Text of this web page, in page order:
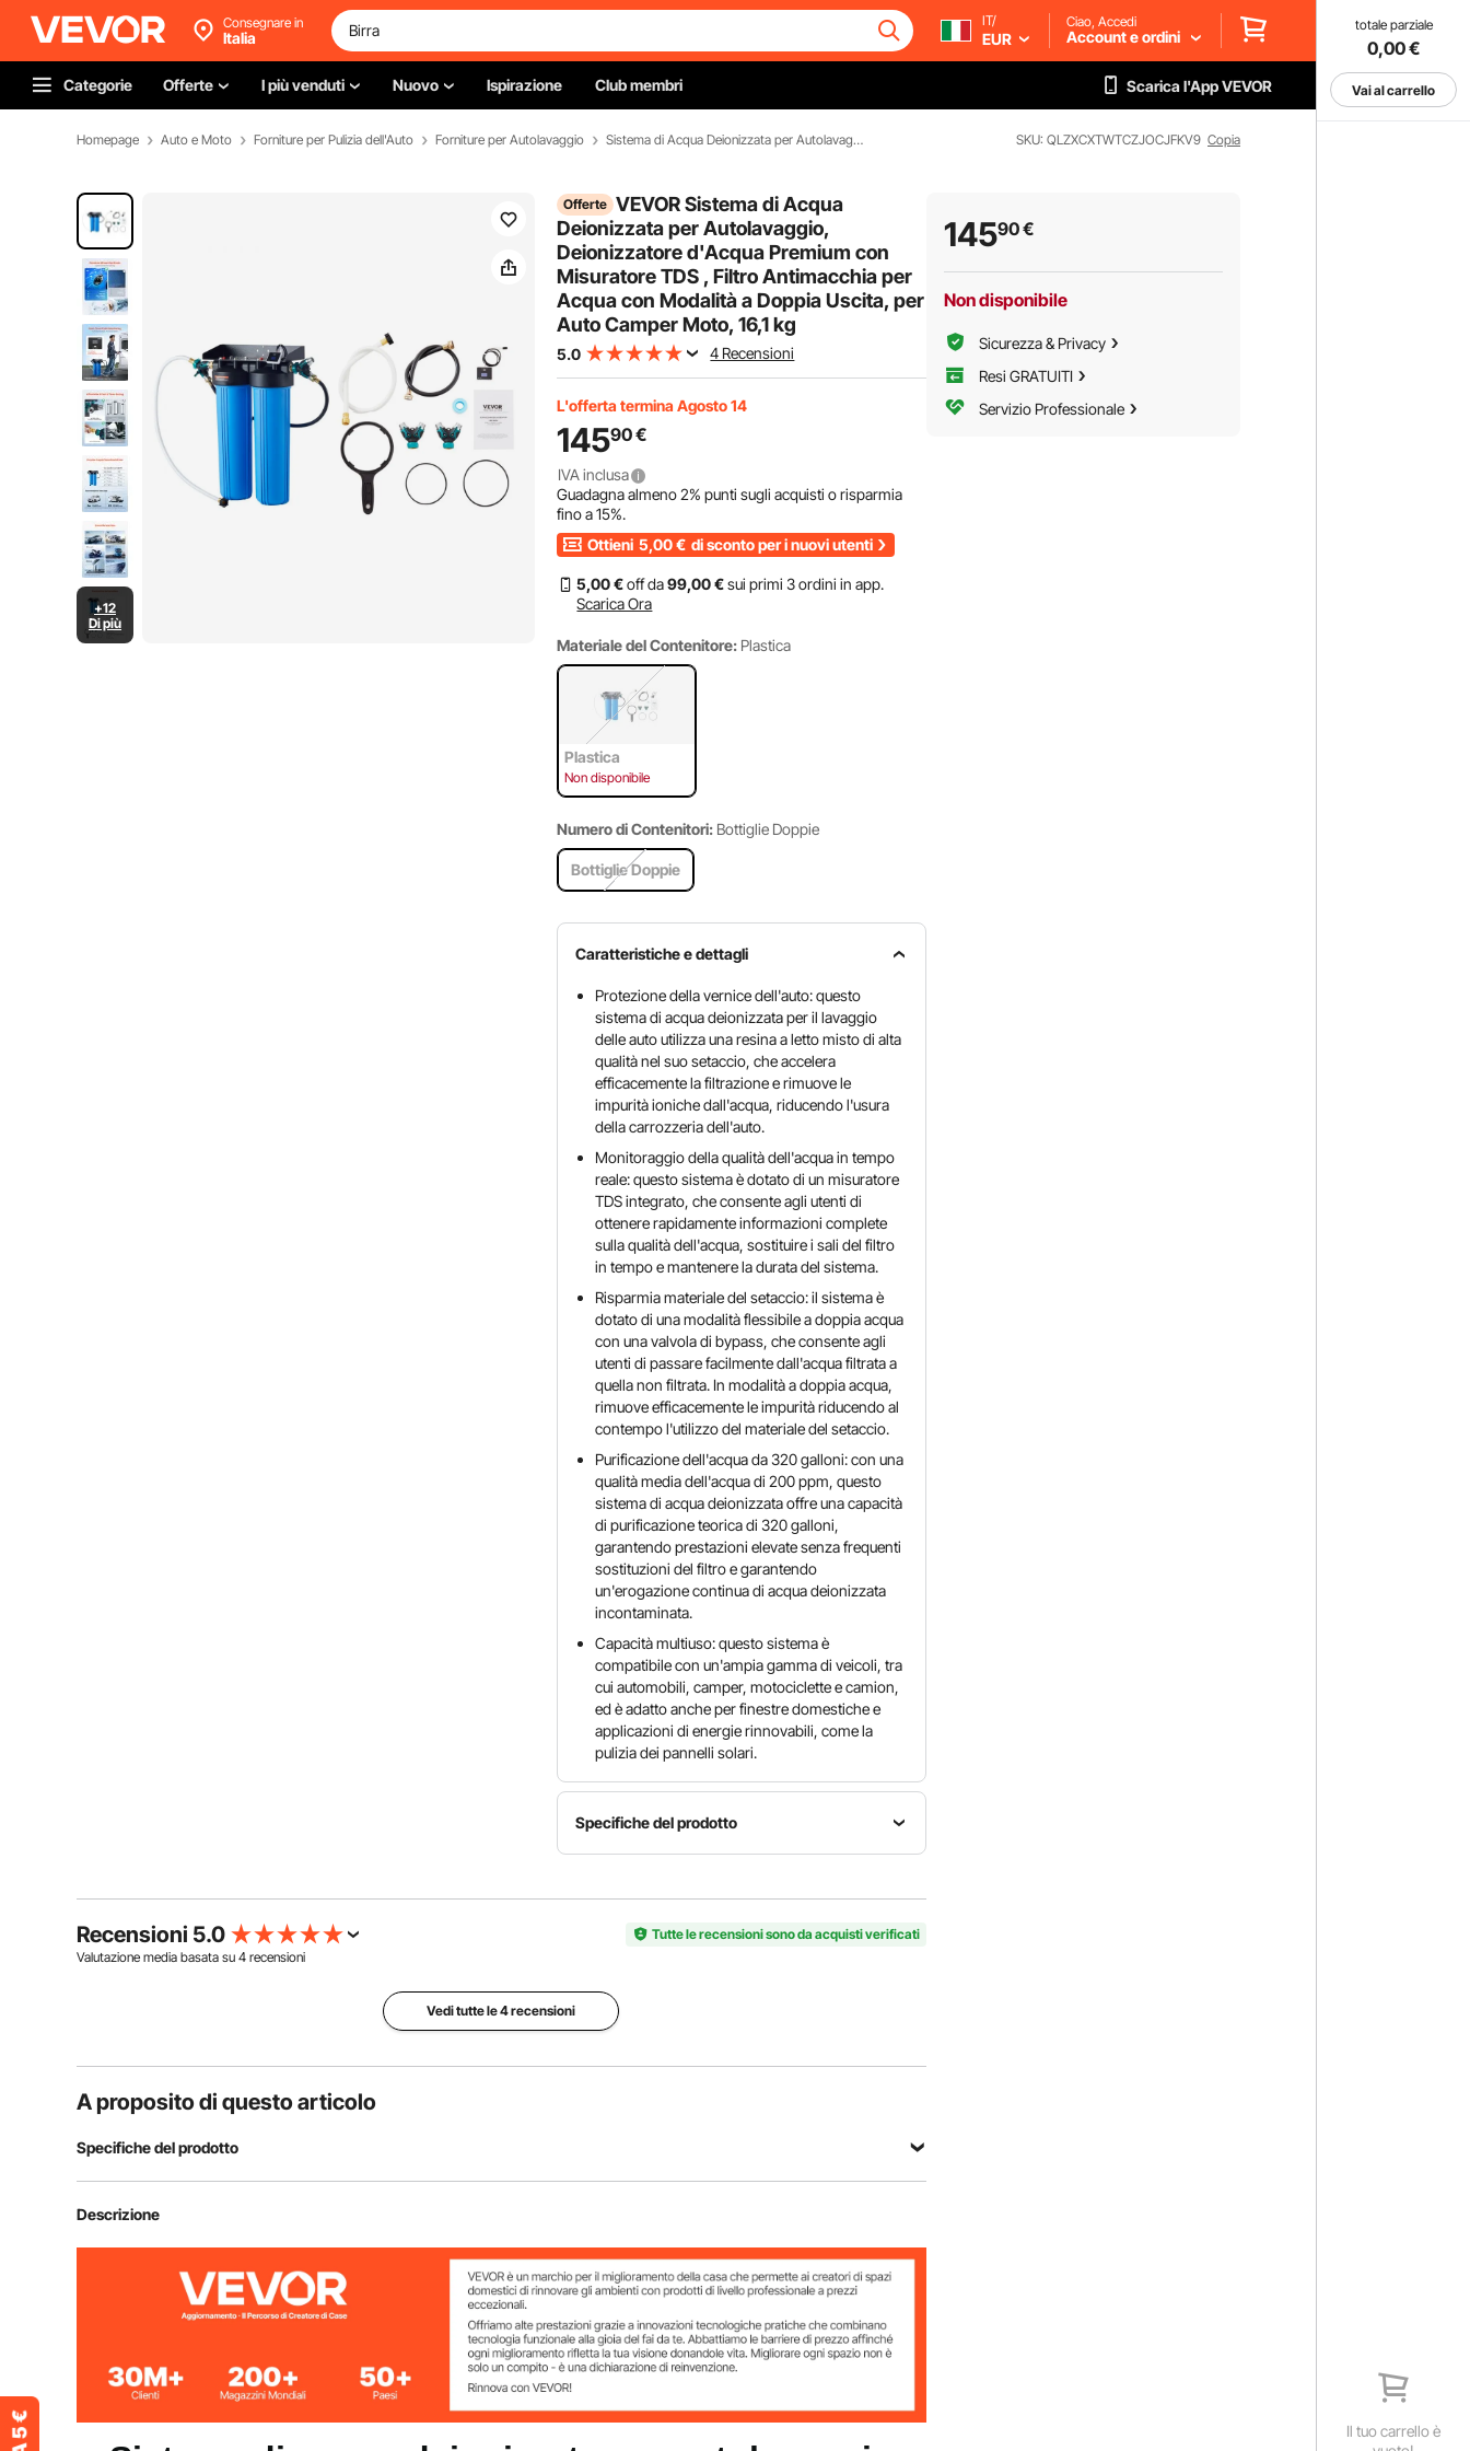
totale parziale
0,00€
Vai al carrello
Il tuo carrello è
Consegnare in
Italia
IT/
EUR
Ciao, Accedi
Account e ordini
Categorie Offerte I più venduti Nuovo Ispirazione Club membri Scarica l'App VEVOR
Homepage Auto e Moto Forniture per Pulizia dell'Auto Forniture per Autolavaggio Sistema di Acqua Deionizzata per Autolavaggio SKU: QLZXCXTWTCZJOCJFKV9 Copia
+12
Di più
Offerte VEVOR Sistema di Acqua
Deionizzata per Autolavaggio,
Deionizzatore d'Acqua Premium con
Misuratore TDS , Filtro Antimacchia per
Acqua con Modalità a Doppia Uscita, per
Auto Camper Moto, 16,1 kg
5.0 4 Recensioni
L'offerta termina Agosto 14
14590€
IVA inclusa
Guadagna almeno2% punti sugli acquisti o risparmia
fino a15%.
Ottieni 5,00 € di sconto per i nuovi utenti
5,00 €off da99,00 €sui primi 3 ordini in app.
Scarica Ora
Materiale del Contenitore: Plastica
Plastica
Non disponibile
Numero di Contenitori: Bottiglie Doppie
Bottiglie Doppie
Caratteristiche e dettagli
Protezione della vernice dell'auto: questo
sistema di acqua deionizzata per il lavaggio
delle auto utilizza una resina a letto misto di alta
qualità nel suo setaccio, che accelera
efficacemente la filtrazione e rimuove le
impurità ioniche dall'acqua, riducendo l'usura
della carrozzeria dell'auto.
Monitoraggio della qualità dell'acqua in tempo
reale: questo sistema è dotato di un misuratore
TDS integrato, che consente agli utenti di
ottenere rapidamente informazioni complete
sulla qualità dell'acqua, sostituire i sali del filtro
in tempo e mantenere la durata del sistema.
Risparmia materiale del setaccio: il sistema è
dotato di una modalità flessibile a doppia acqua
con una valvola di bypass, che consente agli
utenti di passare facilmente dall'acqua filtrata a
quella non filtrata. In modalità a doppia acqua,
rimuove efficacemente le impurità riducendo al
contempo l'utilizzo del materiale del setaccio.
Purificazione dell'acqua da 320 galloni: con una
qualità media dell'acqua di 200 ppm, questo
sistema di acqua deionizzata offre una capacità
di purificazione teorica di 320 galloni,
garantendo prestazioni elevate senza frequenti
sostituzioni del filtro e garantendo
un'erogazione continua di acqua deionizzata
incontaminata.
Capacità multiuso: questo sistema è
compatibile con un'ampia gamma di veicoli, tra
cui automobili, camper, motociclette e camion,
ed è adatto anche per finestre domestiche e
applicazioni di energie rinnovabili, come la
pulizia dei pannelli solari.
Specifiche del prodotto
Numero
articolo
Modalità
modalità
nominale
purificata
del tubo
(maschio)
(femmina)
MPa
Recensioni 5.0
Tutte le recensioni sono da acquisti verificati
Valutazione media basata su 4 recensioni
Vedi tutte le 4 recensioni
A proposito di questo articolo
Specifiche del prodotto
Numero modello articolo
Modalità presa modalità doppia presa
320 galloni (1211L)
Diametro del tubo di ingresso NPT standard UE 3/4" (maschio)
Descrizione
14590€
Non disponibile
Sicurezza & Privacy
Resi GRATUITI
Servizio Professionale